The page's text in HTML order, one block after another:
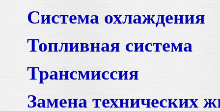
Система охлаждения
Топливная система
Трансмиссия
Замена технических